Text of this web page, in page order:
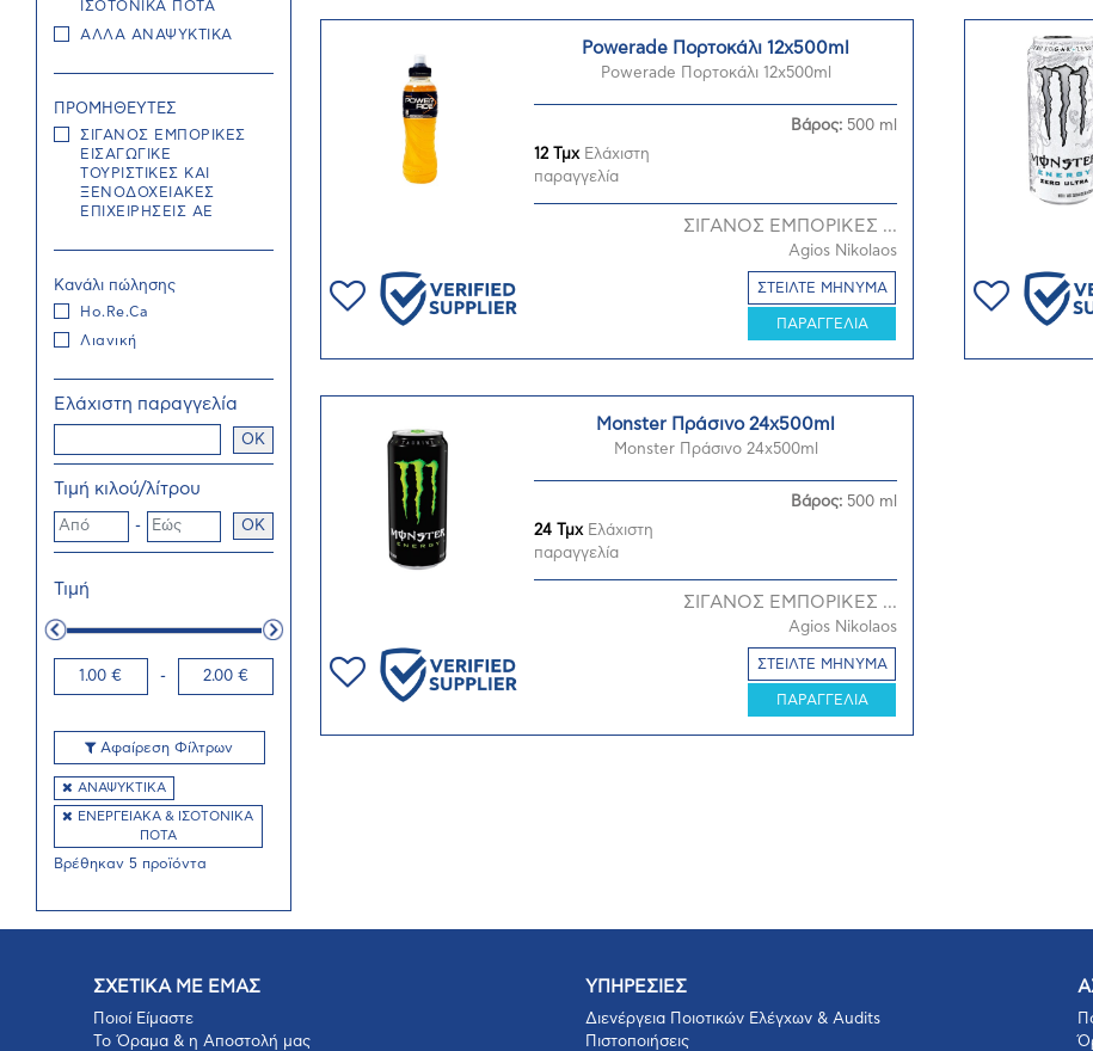
ΙΣΟΤΟΝΙΚΑ ΠΟΤΑ
ΑΛΛΑ ΑΝΑΨΥΚΤΙΚΑ
ΠΡΟΜΗΘΕΥΤΕΣ
ΣΙΓΑΝΟΣ ΕΜΠΟΡΙΚΕΣ
ΕΙΣΑΓΩΓΙΚΕ
TΟΥΡΙΣΤΙΚΕΣ ΚΑΙ
ΞΕΝΟΔΟΧΕΙΑΚΕΣ
ΕΠΙΧΕΙΡΗΣΕΙΣ ΑΕ
Κανάλι πώλησης
Ho.Re.Ca
Λιανική
Ελάχιστη παραγγελία
OK
Τιμή κιλού/λίτρου
- OK
Τιμή
1.00 € - 2.00 €
Αφαίρεση Φίλτρων
ΑΝΑΨΥΚΤΙΚA
ΕΝΕΡΓΕΙΑΚΑ & ΙΣΟΤΟΝΙΚΑ
ΠΟΤΑ
Βρέθηκαν 5 προϊόντα
Powerade Πορτοκάλι 12x500ml
Powerade Πορτοκάλι 12x500ml
12 ΤμχΕλάχιστη
παραγγελία
Βάρος: 500 ml
ΣΙΓΑΝΟΣ ΕΜΠΟΡΙΚΕΣ ...
Agios Nikolaos
ΣΤΕΙΛΤΕ ΜΗΝΥΜΑ
ΠΑΡΑΓΓΕΛΙΑ
Monster Πράσινο 24x500ml
Monster Πράσινο 24x500ml
24 ΤμχΕλάχιστη
παραγγελία
Βάρος: 500 ml
ΣΙΓΑΝΟΣ ΕΜΠΟΡΙΚΕΣ ...
Agios Nikolaos
ΣΤΕΙΛΤΕ ΜΗΝΥΜΑ
ΠΑΡΑΓΓΕΛΙΑ
ΣΧΕΤΙΚΑ ΜΕ ΕΜΑΣ
Ποιοί Είμαστε
Το Όραμα & η Αποστολή μας
ΥΠΗΡΕΣΙΕΣ
Διενέργεια Ποιοτικών Ελέγχων & Audits
Πιστοποιήσεις